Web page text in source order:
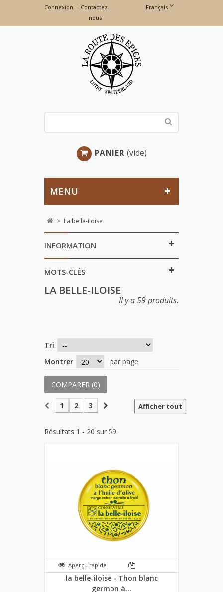
Connexion Français
Contactez-
nous
PANIER (vide)
MENU
> La belle-iloise
INFORMATION
MOTS-CLÉS
LA BELLE-ILOISE
Il y a 59 produits.
Tri
Montrer
par page
COMPARER (0)
Afficher tout
1 2 3
Résultats 1 - 20 sur 59.
Aperçu rapide
la belle-iloise - Thon blanc
germon à...